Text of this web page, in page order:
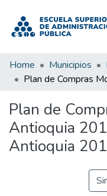
Home Municipios
Plan de
Antioquia
Antioquia